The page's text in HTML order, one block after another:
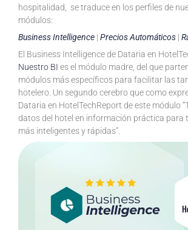
hospitalidad, se traduce en los perfiles de
módulos:
Business Intelligence | Precios Automáticos |
El Business Intelligence de Dataria en
Nuestro BI es el módulo madre, del que
módulos más específicos para facilitar las
hotelero. Un segundo cerebro que como
Dataria en HotelTechReport de este módulo
datos del hotel en información práctica para
más inteligentes y rápidas”.